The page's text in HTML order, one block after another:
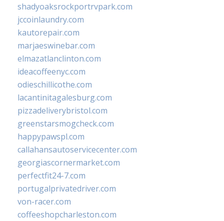
shadyoaksrockportrvpark.com
jccoinlaundry.com
kautorepair.com
marjaeswinebar.com
elmazatlanclinton.com
ideacoffeenyc.com
odieschillicothe.com
lacantinitagalesburg.com
pizzadeliverybristol.com
greenstarsmogcheck.com
happypawspl.com
callahansautoservicecenter.com
georgiascornermarket.com
perfectfit24-7.com
portugalprivatedriver.com
von-racer.com
coffeeshopcharleston.com